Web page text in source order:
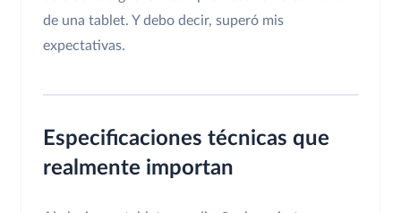
de una tablet. Y debo decir, superó mis
expectativas.
Especificaciones técnicas que
realmente importan